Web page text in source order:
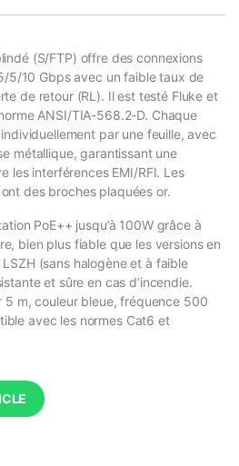
(S/FTP) offre des connexions
5/10 Gbps avec un faible taux de
de retour (RL). Il est testé Fluke et
ANSI/TIA-568.2-D. Chaque
par une feuille, avec
métallique, garantissant une
les interférences EMI/RFI. Les
des broches plaquées or.
PoE++ jusqu’à 100W grâce à
bien plus fiable que les versions en
(sans halogène et à faible
et sûre en cas d’incendie.
5 m, couleur bleue, fréquence 500
avec les normes Cat6 et